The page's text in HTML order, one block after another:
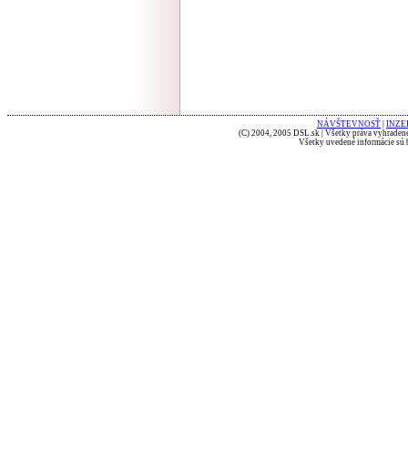
NÁVŠTEVNOSŤ
(C) 2004, 2005 DSL.sk | Všetky práva
Všetky uvedené informácie sú